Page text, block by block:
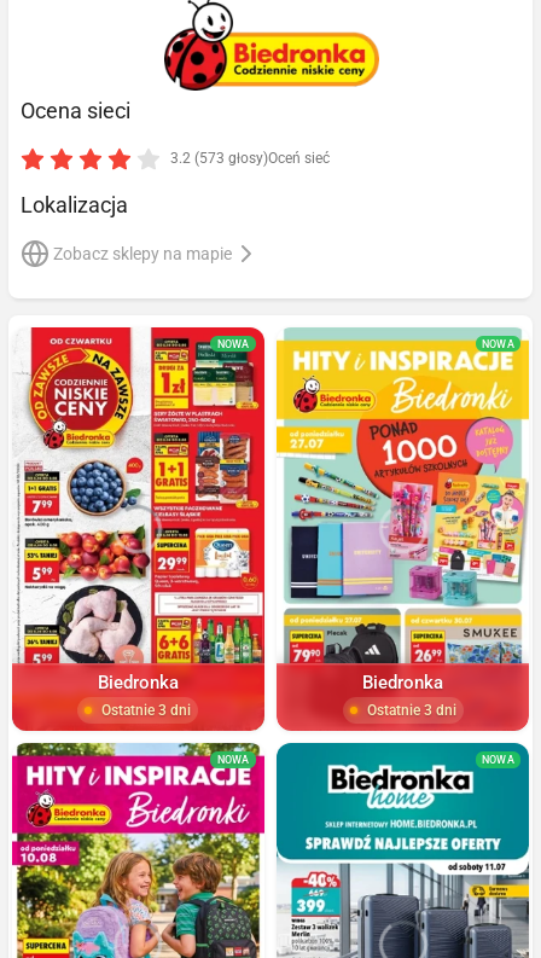
Ocena sieci
3.2 (573 głosy)Oceń sieć
Lokalizacja
Zobacz sklepy na mapie
NOWA
Biedronka
Ostatnie 3 dni
NOWA
Biedronka
Ostatnie 3 dni
NOWA NOWA